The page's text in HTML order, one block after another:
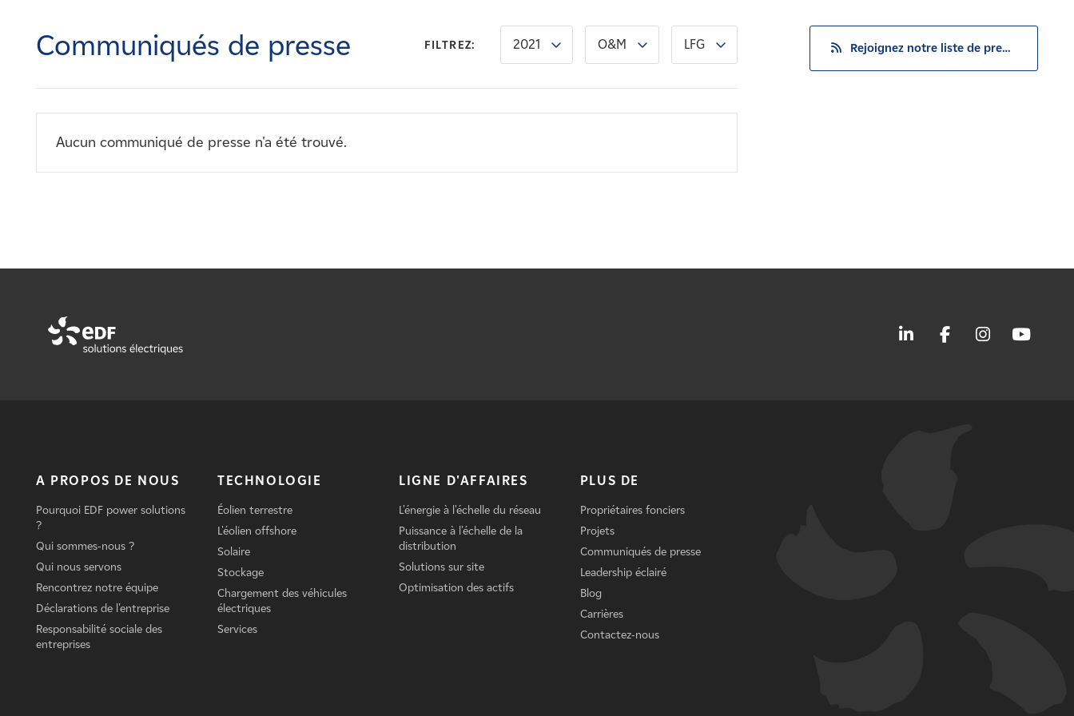
Nouvelles
Communiqués de presse FILTREZ: 2021 O&M LFG
Aucun communiqué de presse n'a été trouvé.
Rejoignez notre liste de presse
A PROPOS DE NOUS
Pourquoi EDF power solutions
?
Qui sommes-nous ?
Qui nous servons
Rencontrez notre équipe
Déclarations de l'entreprise
Responsabilité sociale des
entreprises
TECHNOLOGIE
Éolien terrestre
L'éolien offshore
Solaire
Stockage
Chargement des véhicules
électriques
Services
LIGNE D'AFFAIRES
L'énergie à l'échelle du réseau
Puissance à l'échelle de la
distribution
Solutions sur site
Optimisation des actifs
PLUS DE
Propriétaires fonciers
Projets
Communiqués de presse
Leadership éclairé
Blog
Carrières
Contactez-nous